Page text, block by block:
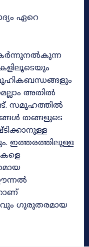
ഏറെ
അതിൽ
സമൂഹത്തിൽ
തങ്ങളുടെ
ഇത്തരത്തിലുള്ള
ഗുരുതരമായ